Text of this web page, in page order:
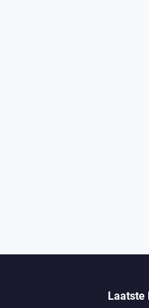
Laatste